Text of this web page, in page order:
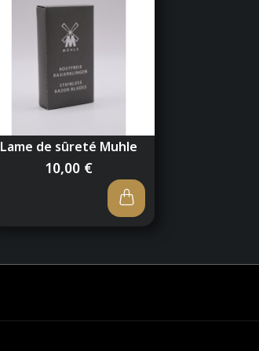
Photos non contractuelles
Lame de sûreté Muhle
10,00 €